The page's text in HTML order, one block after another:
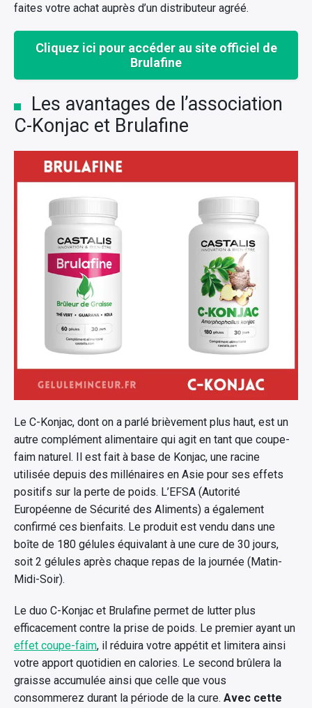
faites votre achat auprès d’un distributeur agréé.
Cliquez ici pour accéder au site officiel de
Brulafine
Les avantages de l’association
C-Konjac et Brulafine
Le C-Konjac, dont on a parlé brièvement plus haut, est un
autre complément alimentaire qui agit en tant que coupe-
faim naturel. Il est fait à base de Konjac, une racine
utilisée depuis des millénaires en Asie pour ses effets
positifs sur la perte de poids. L’EFSA (Autorité
Européenne de Sécurité des Aliments) a également
confirmé ces bienfaits. Le produit est vendu dans une
boîte de 180 gélules équivalant à une cure de 30 jours,
soit 2 gélules après chaque repas de la journée (Matin-
Midi-Soir).
Le duo C-Konjac et Brulafine permet de lutter plus
efficacement contre la prise de poids. Le premier ayant un
effet coupe-faim, il réduira votre appétit et limitera ainsi
votre apport quotidien en calories. Le second brûlera la
graisse accumulée ainsi que celle que vous
consommerez durant la période de la cure. Avec cette